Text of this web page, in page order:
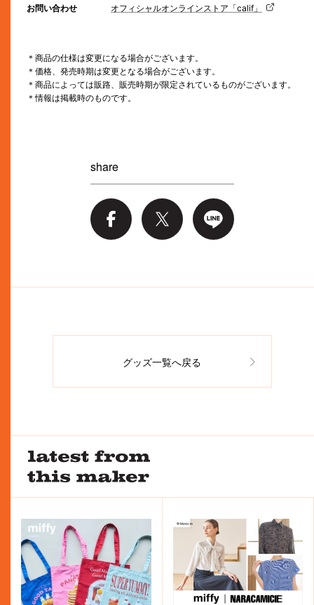
お問い合わせ オフィシャルオンラインストア「calif」
＊商品の仕様は変更になる場合がございます。
＊価格、発売時期は変更となる場合がございます。
＊商品によっては販路、販売時期が限定されているものがございます。
＊情報は掲載時のものです。
share
グッズ一覧へ戻る